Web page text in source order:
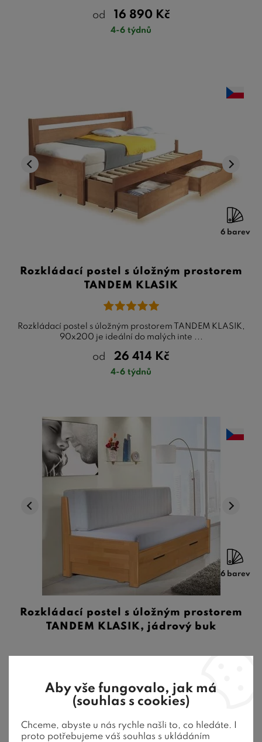
od 16 890 Kč
4-6 týdnů
6 barev
Rozkládací postel s úložným prostorem
TANDEM KLASIK
Rozkládací postel s úložným prostorem TANDEM KLASIK,
90x200 je ideální do malých inte ...
od 26 414 Kč
4-6 týdnů
6 barev
Rozkládací postel s úložným prostorem
TANDEM KLASIK, jádrový buk
od 47 780Kč
Aby vše fungovalo, jak má
(souhlas s cookies)
Chceme, abyste u nás rychle našli to, co hledáte. I
proto potřebujeme váš souhlas s ukládáním